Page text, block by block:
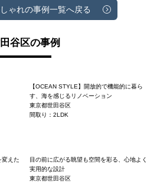
ゃれの事例一覧へ戻る
谷区の事例
【OCEAN STYLE】開放的で機能的に暮ら
す、海を感じるリノベーション
東京都世田谷区
間取り：2LDK
変えた
目の前に広がる眺望も空間を彩る、心地よく
実用的な設計
東京都世田谷区